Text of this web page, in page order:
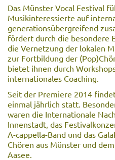
Das Münster Vocal Festival
Musikinteressierte auf
generationsübergreifend
fördert durch die besondere
die Vernetzung der lokalen
zur Fortbildung der
bietet ihnen durch
internationales Coaching.
Seit der Premiere 2014
einmal jährlich statt.
waren die Internationale
Innenstadt, das
A-cappella-Band und das
Chören aus Münster und
Aasee.